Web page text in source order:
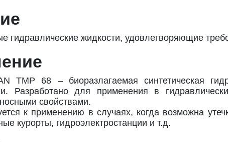
гидравлические жидкости, удовлетворяющие
TMP 68 – биоразлагаемая синтетическая
Разработано для применения в
свойствами.
к применению в случаях, когда возможна
курорты, гидроэлектростанции и т.д.